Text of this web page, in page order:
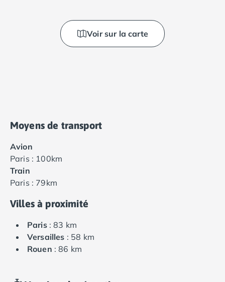
Voir sur la carte
Moyens de transport
Avion
Paris : 100km
Train
Paris : 79km
Villes à proximité
Paris: 83 km
Versailles : 58 km
Rouen : 86 km